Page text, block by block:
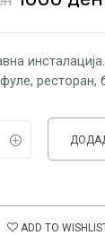
was:
2200 ден.
ресторан,
ADD TO